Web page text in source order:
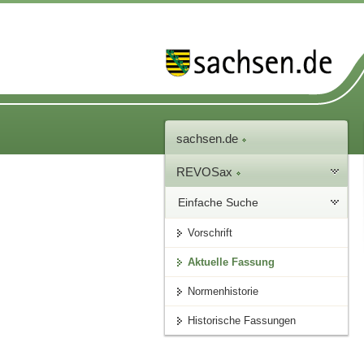
sachsen.de
REVOSax
Einfache Suche
Vorschrift
Aktuelle Fassung
Normenhistorie
Historische Fassungen